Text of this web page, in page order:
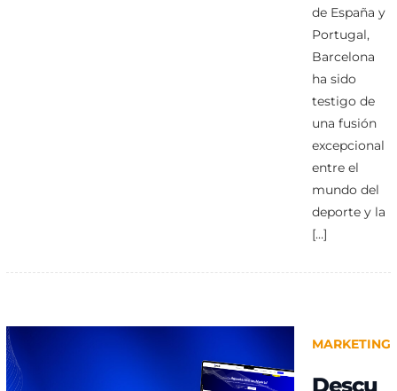
de España y
Portugal,
Barcelona
ha sido
testigo de
una fusión
excepcional
entre el
mundo del
deporte y la
[…]
MARKETING
Descu